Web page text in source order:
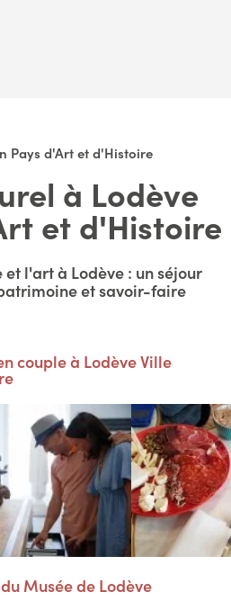
Pays d'Art et d'Histoire
à Lodève
et d'Histoire
l'art à Lodève : un séjour
et savoir-faire
couple à Lodève Ville
Musée de Lodève